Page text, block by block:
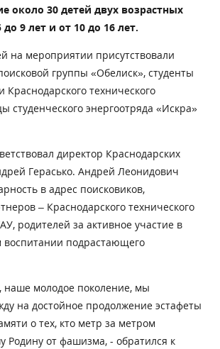
около 30 детей двух возрастных
9 лет и от 10 до 16 лет.
на мероприятии присутствовали
группы «Обелиск», студенты
Краснодарского технического
студенческого энергоотряда «Искра»
директор Краснодарских
Герасько. Андрей Леонидович
в адрес поисковиков,
– Краснодарского технического
родителей за активное участие в
воспитании подрастающего
наше молодое поколение, мы
на достойное продолжение эстафеты
о тех, кто метр за метром
Родину от фашизма, - обратился к